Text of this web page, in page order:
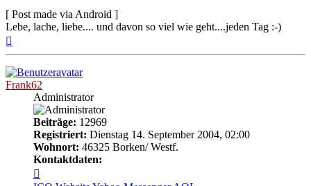
[ Post made via Android ]
Lebe, lache, liebe.... und davon so viel wie geht....jeden Tag :-)
Frank62
Administrator
Beiträge: 12969
Registriert: Dienstag 14. September 2004, 02:00
Wohnort: 46325 Borken/ Westf.
Kontaktdaten:
von